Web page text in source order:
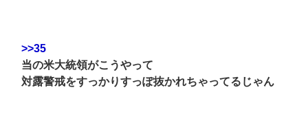
>>35
当の米大統領がこうやって
対露警戒をすっかりすっぽ抜かれちゃってるじゃん